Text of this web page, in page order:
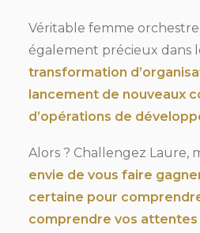
Véritable femme
également précieux dans
transformation
lancement de nouveaux
d’opérations de
Alors ? Challengez Laure,
envie de vous faire
certaine pour
comprendre vos attentes